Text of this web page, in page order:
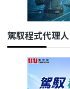
駕馭程式代理人